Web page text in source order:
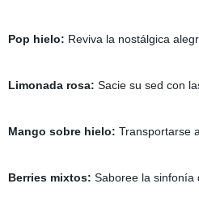
Pop hielo: Reviva la nostálgica
Limonada rosa: Sacie su sed con
Mango sobre hielo: Transportarse
Berries mixtos: Saboree la sinfonía